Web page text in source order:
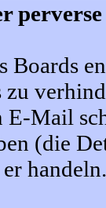
Boards
zu
E-Mail
(die
handeln.